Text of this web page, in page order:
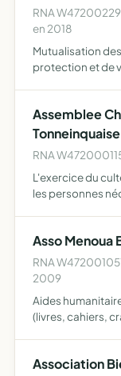
RNA
en 2018
Mutualisation
protection et de
Assemblee
Tonneinquaise
RNA
L'exercice du
les personnes
Asso Menoua
RNA
2009
Aides
(livres, cahiers,
Association